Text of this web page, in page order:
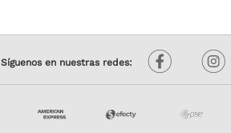
Síguenos en nuestras redes: